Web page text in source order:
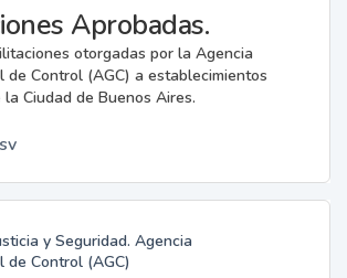
Aprobadas.
otorgadas por la Agencia
de Control (AGC) a establecimientos
Ciudad de Buenos Aires.
y Seguridad. Agencia
de Control (AGC)